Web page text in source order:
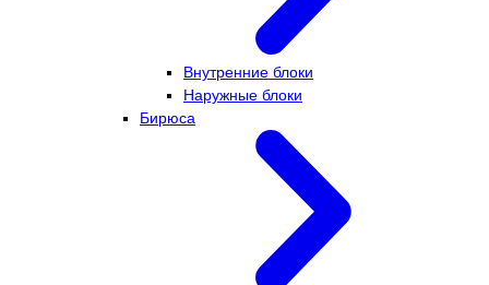
Внутренние блоки
Наружные блоки
Бирюса